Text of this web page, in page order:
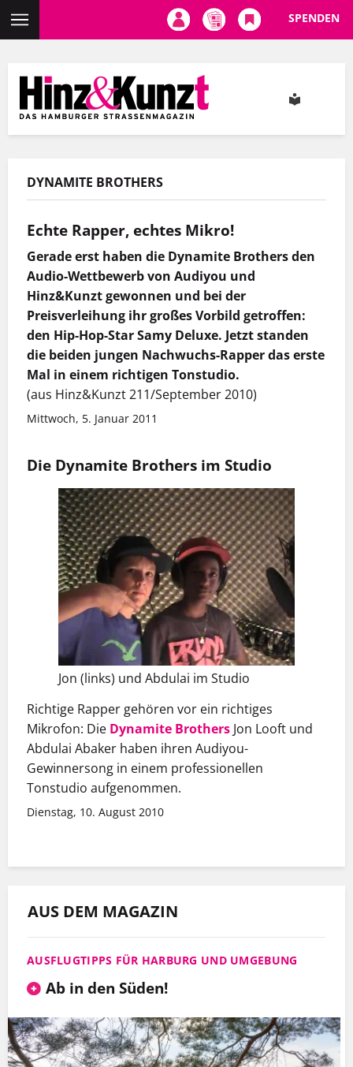
Inhalt
SPENDEN
DYNAMITE BROTHERS
Echte Rapper, echtes Mikro!
Gerade erst haben die Dynamite Brothers den
Audio-Wettbewerb von Audiyou und
Hinz&Kunzt gewonnen und bei der
Preisverleihung ihr großes Vorbild getroffen:
den Hip-Hop-Star Samy Deluxe. Jetzt standen
die beiden jungen Nachwuchs-Rapper das erste
Mal in einem richtigen Tonstudio.
(aus Hinz&Kunzt 211/September 2010)
Mittwoch, 5. Januar 2011
Die Dynamite Brothers im Studio
Jon (links) und Abdulai im Studio
Richtige Rapper gehören vor ein richtiges
Mikrofon: Die Dynamite Brothers Jon Looft und
Abdulai Abaker haben ihren Audiyou-
Gewinnersong in einem professionellen
Tonstudio aufgenommen.
Dienstag, 10. August 2010
AUS DEM MAGAZIN
AUSFLUGTIPPS FÜR HARBURG UND UMGEBUNG
Ab in den Süden!